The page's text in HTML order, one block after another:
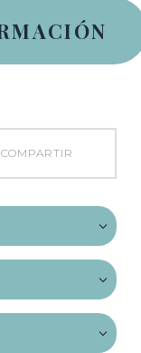
COMPARTIR